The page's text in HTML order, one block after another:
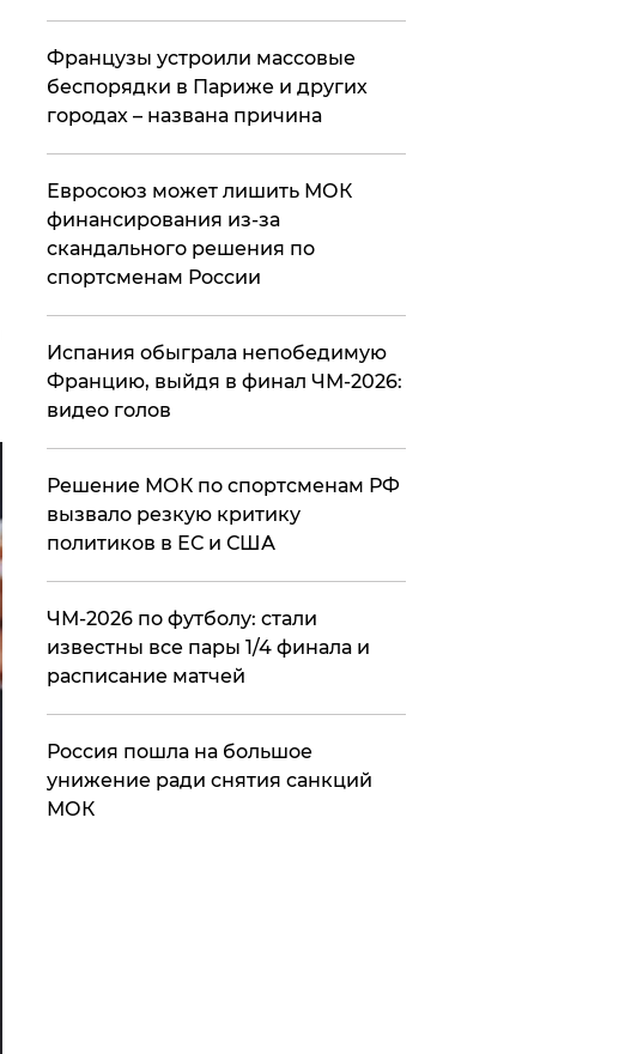
Французы устроили массовые
беспорядки в Париже и других
городах – названа причина
Евросоюз может лишить МОК
финансирования из-за
скандального решения по
спортсменам России
Испания обыграла непобедимую
Францию, выйдя в финал ЧМ-2026:
видео голов
Решение МОК по спортсменам РФ
вызвало резкую критику
политиков в ЕС и США
ЧМ-2026 по футболу: стали
известны все пары 1/4 финала и
расписание матчей
Россия пошла на большое
унижение ради снятия санкций
МОК